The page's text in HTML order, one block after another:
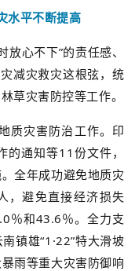
水平不断提高
心不下”的责任感、
减灾救灾这根弦，统
草灾害防控等工作。
质灾害防治工作。印
通知等11份文件，
全年成功避免地质灾
，避免直接经济损失
％和43.6％。全力支
镇雄“1·22”特大滑坡
雨等重大灾害防御响